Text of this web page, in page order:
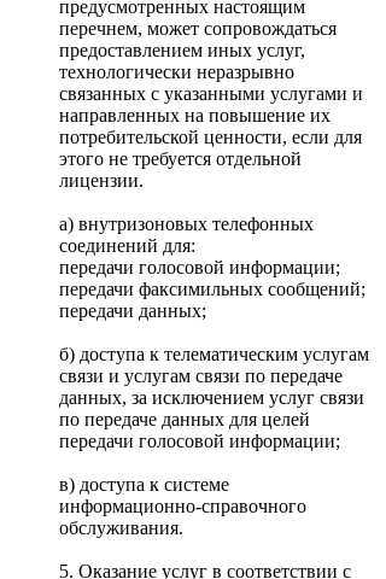
предусмотренных настоящим
перечнем, может сопровождаться
предоставлением иных услуг,
технологически неразрывно
связанных с указанными услугами и
направленных на повышение их
потребительской ценности, если для
этого не требуется отдельной
лицензии.
а) внутризоновых телефонных
соединений для:
передачи голосовой информации;
передачи факсимильных сообщений;
передачи данных;
б) доступа к телематическим услугам
связи и услугам связи по передаче
данных, за исключением услуг связи
по передаче данных для целей
передачи голосовой информации;
в) доступа к системе
информационно-справочного
обслуживания.
5. Оказание услуг в соответствии с